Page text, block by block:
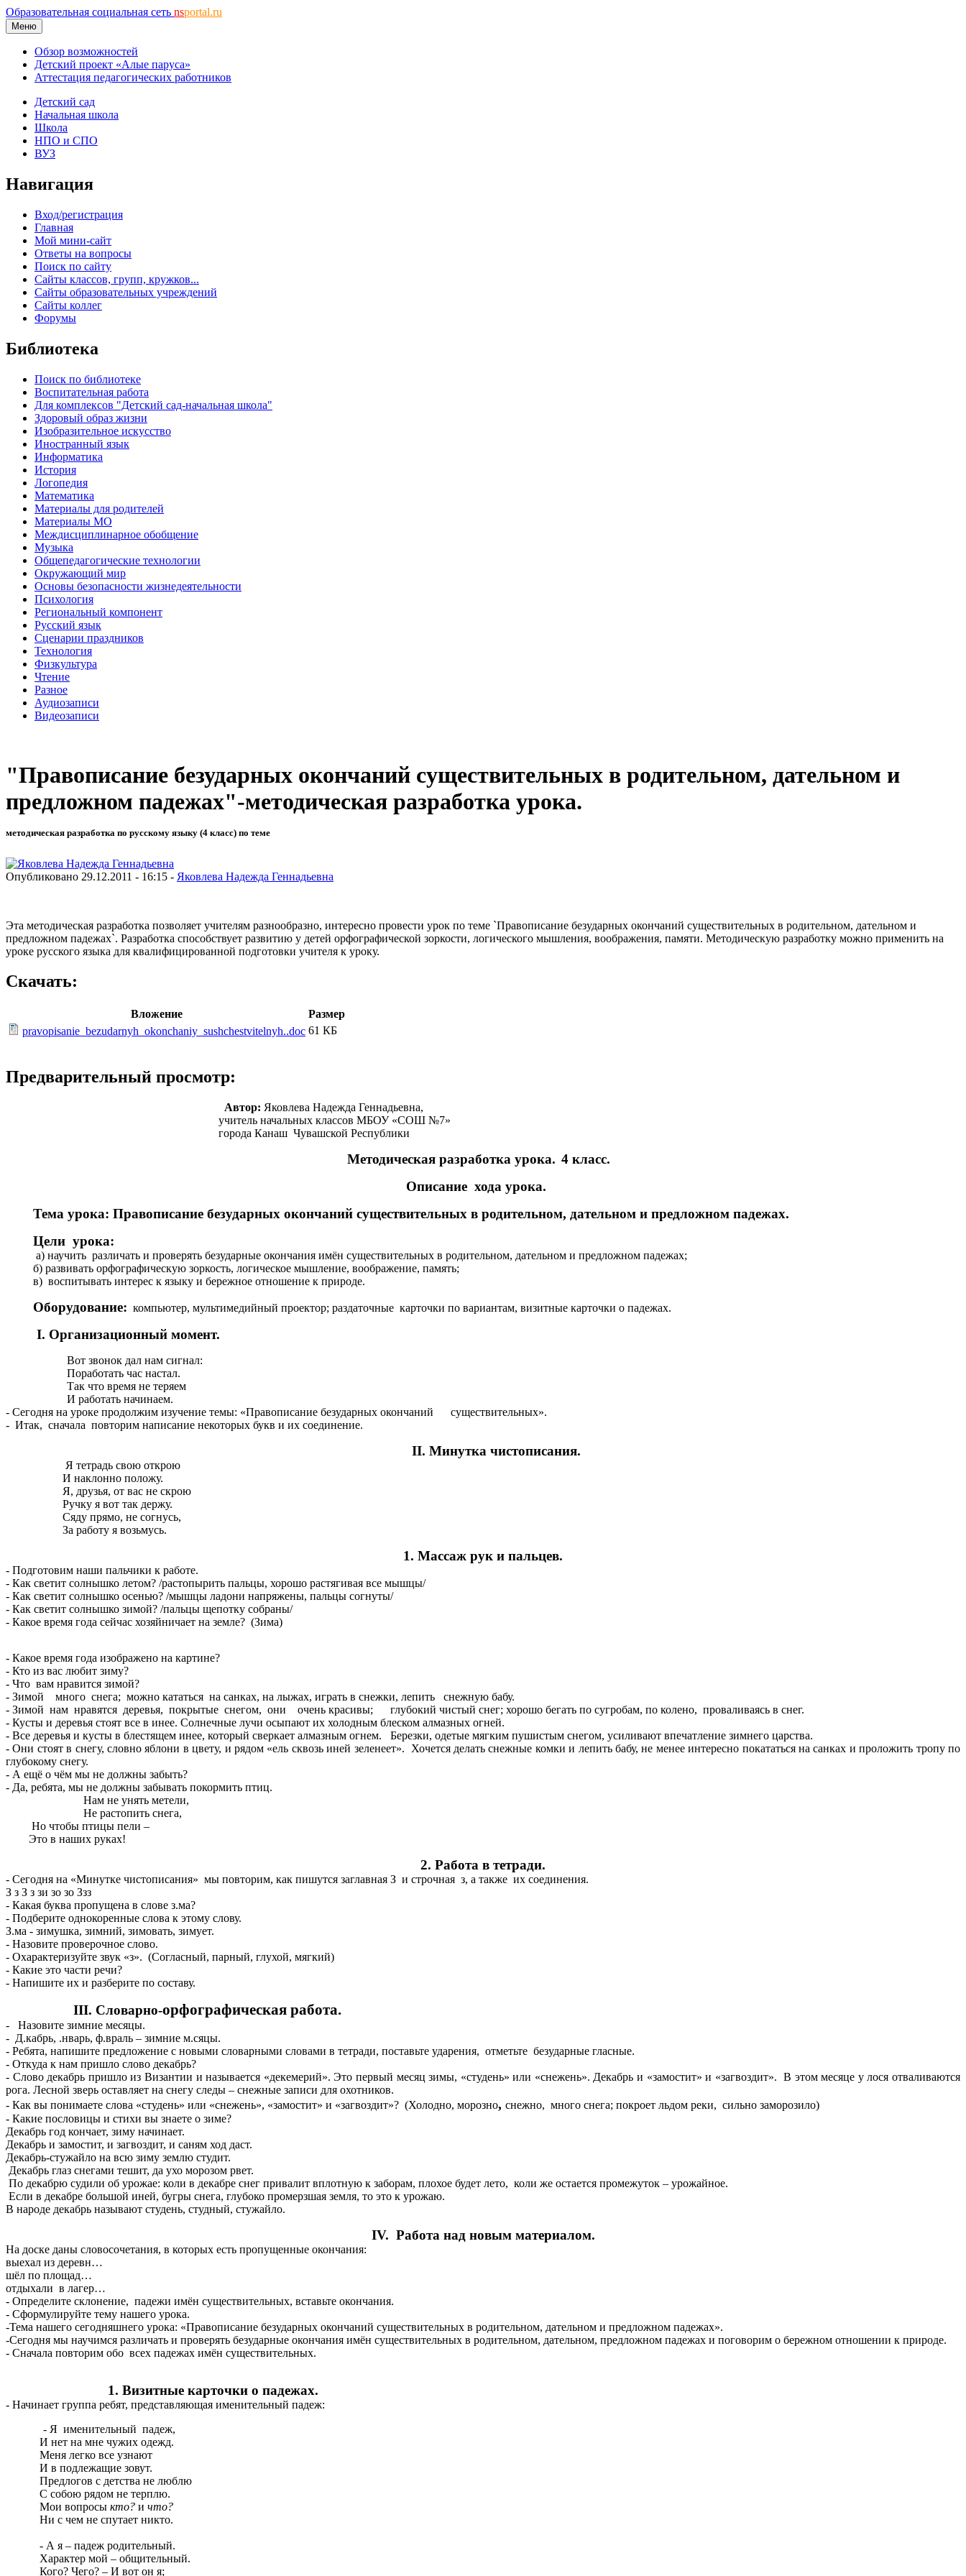
Образовательная социальная сеть nsportal.ru
Меню
Обзор возможностей
Детский проект «Алые паруса»
Аттестация педагогических работников
Детский сад
Начальная школа
Школа
НПО и СПО
ВУЗ
Навигация
Вход/регистрация
Главная
Мой мини-сайт
Ответы на вопросы
Поиск по сайту
Сайты классов, групп, кружков...
Сайты образовательных учреждений
Сайты коллег
Форумы
Библиотека
Поиск по библиотеке
Воспитательная работа
Для комплексов "Детский сад-начальная школа"
Здоровый образ жизни
Изобразительное искусство
Иностранный язык
Информатика
История
Логопедия
Математика
Материалы для родителей
Материалы МО
Междисциплинарное обобщение
Музыка
Общепедагогические технологии
Окружающий мир
Основы безопасности жизнедеятельности
Психология
Региональный компонент
Русский язык
Сценарии праздников
Технология
Физкультура
Чтение
Разное
Аудиозаписи
Видеозаписи
"Правописание безударных окончаний существительных в родительном, дательном и
предложном падежах"-методическая разработка урока.
методическая разработка по русскому языку (4 класс) по теме
Опубликовано 29.12.2011 - 16:15 - Яковлева Надежда Геннадьевна
Эта методическая разработка позволяет учителям разнообразно, интересно провести урок по теме `Правописание безударных окончаний существительных в родительном, дательном и
предложном падежах`. Разработка способствует развитию у детей орфографической зоркости, логического мышления, воображения, памяти. Методическую разработку можно применить на
уроке русского языка для квалифицированной подготовки учителя к уроку.
Скачать:
Вложение
Размер
pravopisanie_bezudarnyh_okonchaniy_sushchestvitelnyh..doc 61 КБ
Предварительный просмотр:
Автор: Яковлева Надежда Геннадьевна,
учитель начальных классов МБОУ «СОШ №7»
города Канаш Чувашской Республики
Методическая разработка урока. 4 класс.
Описание хода урока.
Тема урока: Правописание безударных окончаний существительных в родительном, дательном и предложном падежах.
Цели урока:
а) научить различать и проверять безударные окончания имён существительных в родительном, дательном и предложном падежах;
б) развивать орфографическую зоркость, логическое мышление, воображение, память;
в) воспитывать интерес к языку и бережное отношение к природе.
Оборудование: компьютер, мультимедийный проектор; раздаточные карточки по вариантам, визитные карточки о падежах.
I. Организационный момент.
Вот звонок дал нам сигнал:
Поработать час настал.
Так что время не теряем
И работать начинаем.
- Сегодня на уроке продолжим изучение темы: «Правописание безударных окончаний существительных».
- Итак, сначала повторим написание некоторых букв и их соединение.
II. Минутка чистописания.
Я тетрадь свою открою
И наклонно положу.
Я, друзья, от вас не скрою
Ручку я вот так держу.
Сяду прямо, не согнусь,
За работу я возьмусь.
1. Массаж рук и пальцев.
- Подготовим наши пальчики к работе.
- Как светит солнышко летом? /растопырить пальцы, хорошо растягивая все мышцы/
- Как светит солнышко осенью? /мышцы ладони напряжены, пальцы согнуты/
- Как светит солнышко зимой? /пальцы щепотку собраны/
- Какое время года сейчас хозяйничает на земле? (Зима)
- Какое время года изображено на картине?
- Кто из вас любит зиму?
- Что вам нравится зимой?
- Зимой много снега; можно кататься на санках, на лыжах, играть в снежки, лепить снежную бабу.
- Зимой нам нравятся деревья, покрытые снегом, они очень красивы; глубокий чистый снег; хорошо бегать по сугробам, по колено, проваливаясь в снег.
- Кусты и деревья стоят все в инее. Солнечные лучи осыпают их холодным блеском алмазных огней.
- Все деревья и кусты в блестящем инее, который сверкает алмазным огнем. Березки, одетые мягким пушистым снегом, усиливают впечатление зимнего царства.
- Они стоят в снегу, словно яблони в цвету, и рядом «ель сквозь иней зеленеет». Хочется делать снежные комки и лепить бабу, не менее интересно покататься на санках и проложить тропу по
глубокому снегу.
- А ещё о чём мы не должны забыть?
- Да, ребята, мы не должны забывать покормить птиц.
Нам не унять метели,
Не растопить снега,
Но чтобы птицы пели –
Это в наших руках!
2. Работа в тетради.
- Сегодня на «Минутке чистописания» мы повторим, как пишутся заглавная З и строчная з, а также их соединения.
З з З з зи зо зо Ззз
- Какая буква пропущена в слове з.ма?
- Подберите однокоренные слова к этому слову.
З.ма - зимушка, зимний, зимовать, зимует.
- Назовите проверочное слово.
- Охарактеризуйте звук «з». (Согласный, парный, глухой, мягкий)
- Какие это части речи?
- Напишите их и разберите по составу.
III. Словарно-орфографическая работа.
- Назовите зимние месяцы.
- Д.кабрь, .нварь, ф.враль – зимние м.сяцы.
- Ребята, напишите предложение с новыми словарными словами в тетради, поставьте ударения, отметьте безударные гласные.
- Откуда к нам пришло слово декабрь?
- Слово декабрь пришло из Византии и называется «декемерий». Это первый месяц зимы, «студень» или «снежень». Декабрь и «замостит» и «загвоздит». В этом месяце у лося отваливаются
рога. Лесной зверь оставляет на снегу следы – снежные записи для охотников.
- Как вы понимаете слова «студень» или «снежень», «замостит» и «загвоздит»? (Холодно, морозно, снежно, много снега; покроет льдом реки, сильно заморозило)
- Какие пословицы и стихи вы знаете о зиме?
Декабрь год кончает, зиму начинает.
Декабрь и замостит, и загвоздит, и саням ход даст.
Декабрь-стужайло на всю зиму землю студит.
Декабрь глаз снегами тешит, да ухо морозом рвет.
По декабрю судили об урожае: коли в декабре снег привалит вплотную к заборам, плохое будет лето, коли же остается промежуток – урожайное.
Если в декабре большой иней, бугры снега, глубоко промерзшая земля, то это к урожаю.
В народе декабрь называют студень, студный, стужайло.
IV. Работа над новым материалом.
На доске даны словосочетания, в которых есть пропущенные окончания:
выехал из деревн…
шёл по площад…
отдыхали в лагер…
- Определите склонение, падежи имён существительных, вставьте окончания.
- Сформулируйте тему нашего урока.
-Тема нашего сегодняшнего урока: «Правописание безударных окончаний существительных в родительном, дательном и предложном падежах».
-Сегодня мы научимся различать и проверять безударные окончания имён существительных в родительном, дательном, предложном падежах и поговорим о бережном отношении к природе.
- Сначала повторим обо всех падежах имён существительных.
1. Визитные карточки о падежах.
- Начинает группа ребят, представляющая именительный падеж:
- Я именительный падеж,
И нет на мне чужих одежд.
Меня легко все узнают
И в подлежащие зовут.
Предлогов с детства не люблю
С собою рядом не терплю.
Мои вопросыкто? ичто?
Ни с чем не спутает никто.
- А я – падеж родительный.
Характер мой – общительный.
Кого? Чего? – И вот он я;